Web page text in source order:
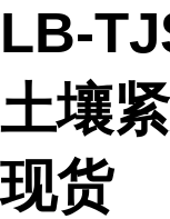
LB-
土壤
现货